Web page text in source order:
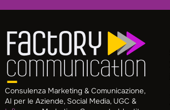
Consulenza Marketing & Comunicazione,
AI per le Aziende, Social Media, UGC &